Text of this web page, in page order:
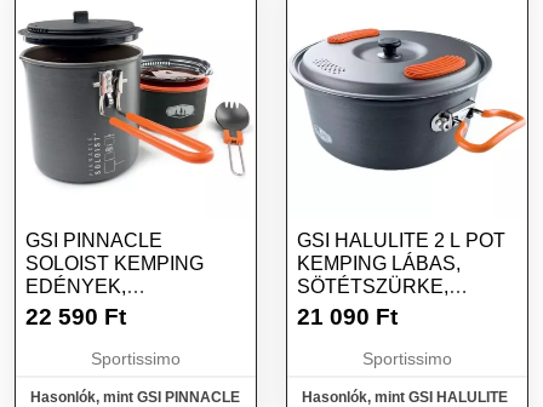
GSI PINNACLE
SOLOIST KEMPING
EDÉNYEK,
SÖTÉTSZÜRKE,
22 590 Ft
Sportissimo
Hasonlók, mint GSI PINNACLE
GSI HALULITE 2 L POT
KEMPING LÁBAS,
SÖTÉTSZÜRKE,
MÉRET
21 090 Ft
Sportissimo
Hasonlók, mint GSI HALULITE